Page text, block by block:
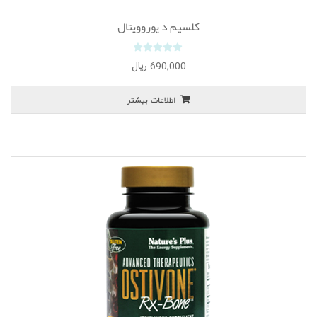
کلسیم د یوروویتال
t
o
690,000 ریال
اطلاعات بیشتر